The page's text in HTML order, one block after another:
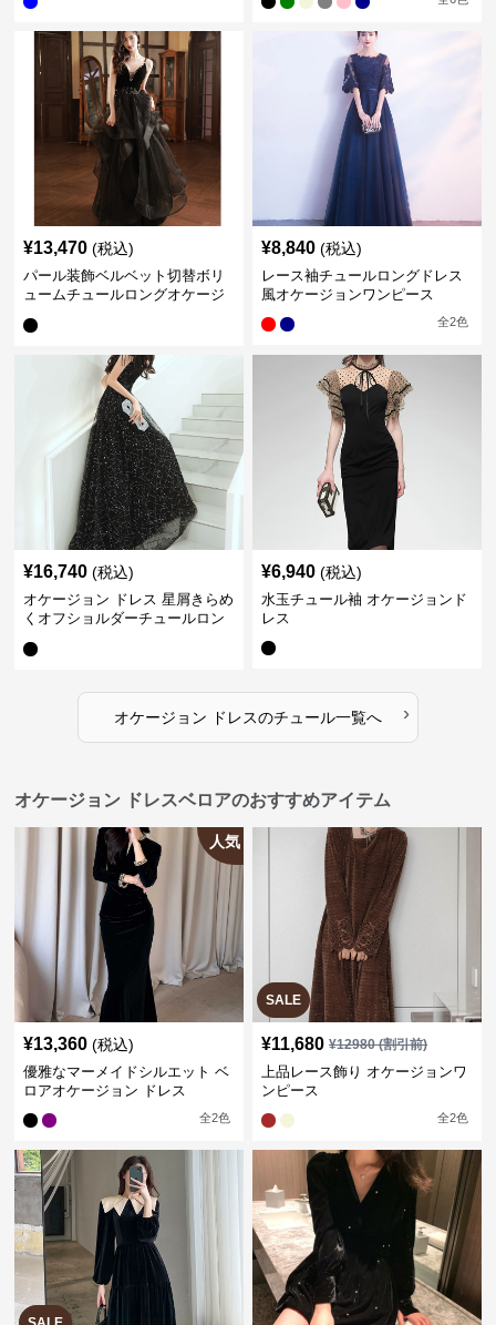
¥13,470 (税込)
パール装飾ベルベット切替ボリ
ュームチュールロングオケージ
¥8,840 (税込)
レース袖チュールロングドレス
風オケージョンワンピース
全2色
¥16,740 (税込)
オケージョン ドレス 星屑きらめ
くオフショルダーチュールロン
¥6,940 (税込)
水玉チュール袖 オケージョンド
レス
オケージョン ドレスのチュール一覧へ ›
オケージョン ドレスベロアのおすすめアイテム
人気
¥13,360 (税込)
優雅なマーメイドシルエット ベ
ロアオケージョン ドレス
全2色
SALE
¥11,680 ¥12980(割引前)
上品レース飾り オケージョンワ
ンピース
全2色